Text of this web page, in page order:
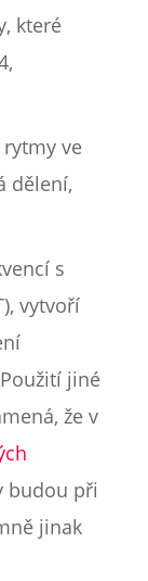
které
ve
dělení,
s
vytvoří
jiné
že v
budou při
jinak